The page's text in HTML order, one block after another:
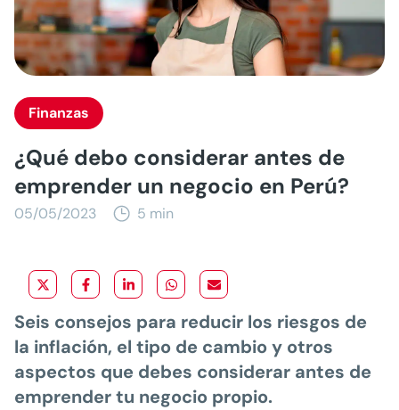
Finanzas
¿Qué debo considerar antes de
emprender un negocio en Perú?
05/05/2023 5 min
Seis consejos para reducir los riesgos de
la inflación, el tipo de cambio y otros
aspectos que debes considerar antes de
emprender tu negocio propio.